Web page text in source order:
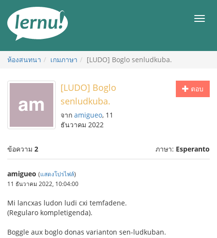
สารบัญ
เมนู
ห้องสนทนา เกมภาษา [LUDO] Boglo senludkuba.
ตอบ
[LUDO] Boglo
senludkuba.
จาก amigueo, 11
ธันวาคม 2022
ข้อความ 2 ภาษา: Esperanto
amigueo (แสดงโปรไฟล์)
11 ธันวาคม 2022, 10:04:00
Mi lancxas ludon ludi cxi temfadene.
(Regularo kompletigenda).
Boggle aux boglo donas varianton sen-ludkuban.